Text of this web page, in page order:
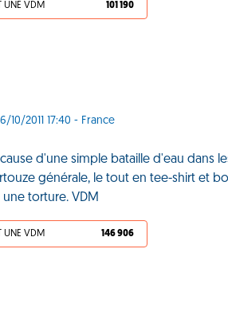
UNE VDM 101 190
10/2011 17:40 - France
d'une simple bataille d'eau dans
générale, le tout en tee-shirt et
torture. VDM
UNE VDM 146 906